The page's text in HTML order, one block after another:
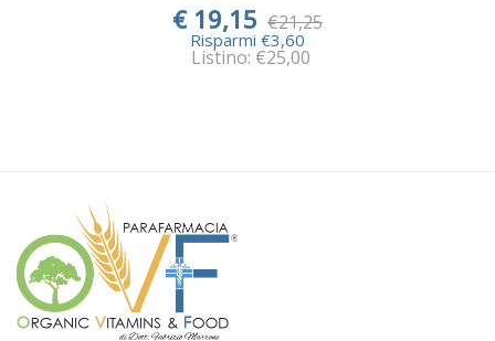
€ 19,15 €21,25
Risparmi €3,60
Listino: €25,00